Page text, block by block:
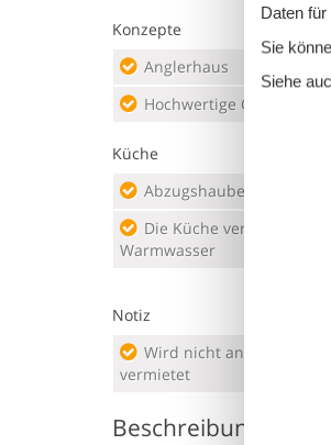
Konzepte
Anglerhaus
Hochwertige Gartenmöbel
Küche
Abzugshaube
Warmwasser
Notiz
vermietet
Beschreibung
Daten
Sie
Siehe